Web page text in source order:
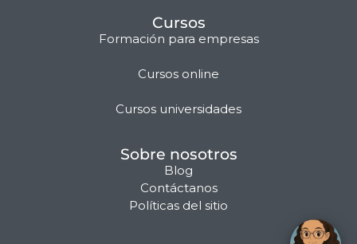
Cursos
Formación para empresas
Cursos online
Cursos universidades
Sobre nosotros
Blog
Contáctanos
Políticas del sitio